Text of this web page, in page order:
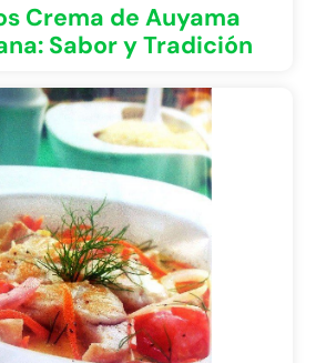
Crema de Auyama
Sabor y Tradición